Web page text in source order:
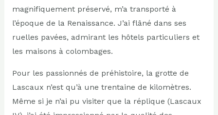
magnifiquement préservé, m’a transporté à
l’époque de la Renaissance. J’ai flâné dans ses
ruelles pavées, admirant les hôtels particuliers et
les maisons à colombages.
Pour les passionnés de préhistoire, la grotte de
Lascaux n’est qu’à une trentaine de kilomètres.
Même si je n’ai pu visiter que la réplique (Lascaux